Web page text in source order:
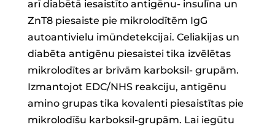
arī diabētā iesaistīto antigēnu- insulīna un
ZnT8 piesaiste pie mikrolodītēm IgG
autoantivielu imūndetekcijai. Celiakijas un
diabēta antigēnu piesaistei tika izvēlētas
mikrolodītes ar brīvām karboksil- grupām.
Izmantojot EDC/NHS reakciju, antigēnu
amino grupas tika kovalenti piesaistītas pie
mikrolodīšu karboksil-grupām. Lai iegūtu